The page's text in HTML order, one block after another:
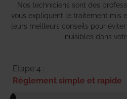
Nos techniciens sont des
vous expliquent le traitement mis
leurs meilleurs conseils pour
nuisibles dans
Etape 4 :
Règlement simple et rapide